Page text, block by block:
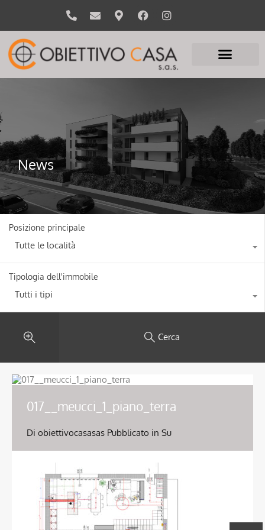
News
Posizione principale
Tutte le località
Tipologia dell'immobile
Tutti i tipi
Cerca
017__meucci_1_piano_terra
Di obiettivocasasas Pubblicato in Su